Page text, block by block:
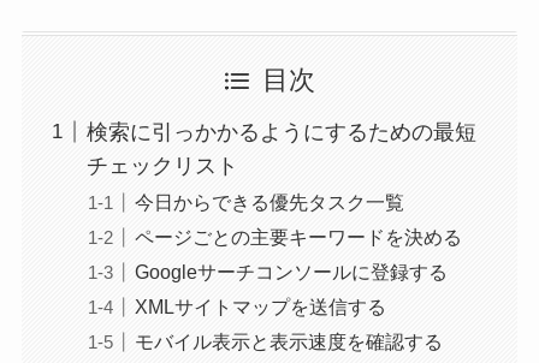
目次
検索に引っかかるようにするための最短
チェックリスト
今日からできる優先タスク一覧
ページごとの主要キーワードを決める
Googleサーチコンソールに登録する
XMLサイトマップを送信する
モバイル表示と表示速度を確認する